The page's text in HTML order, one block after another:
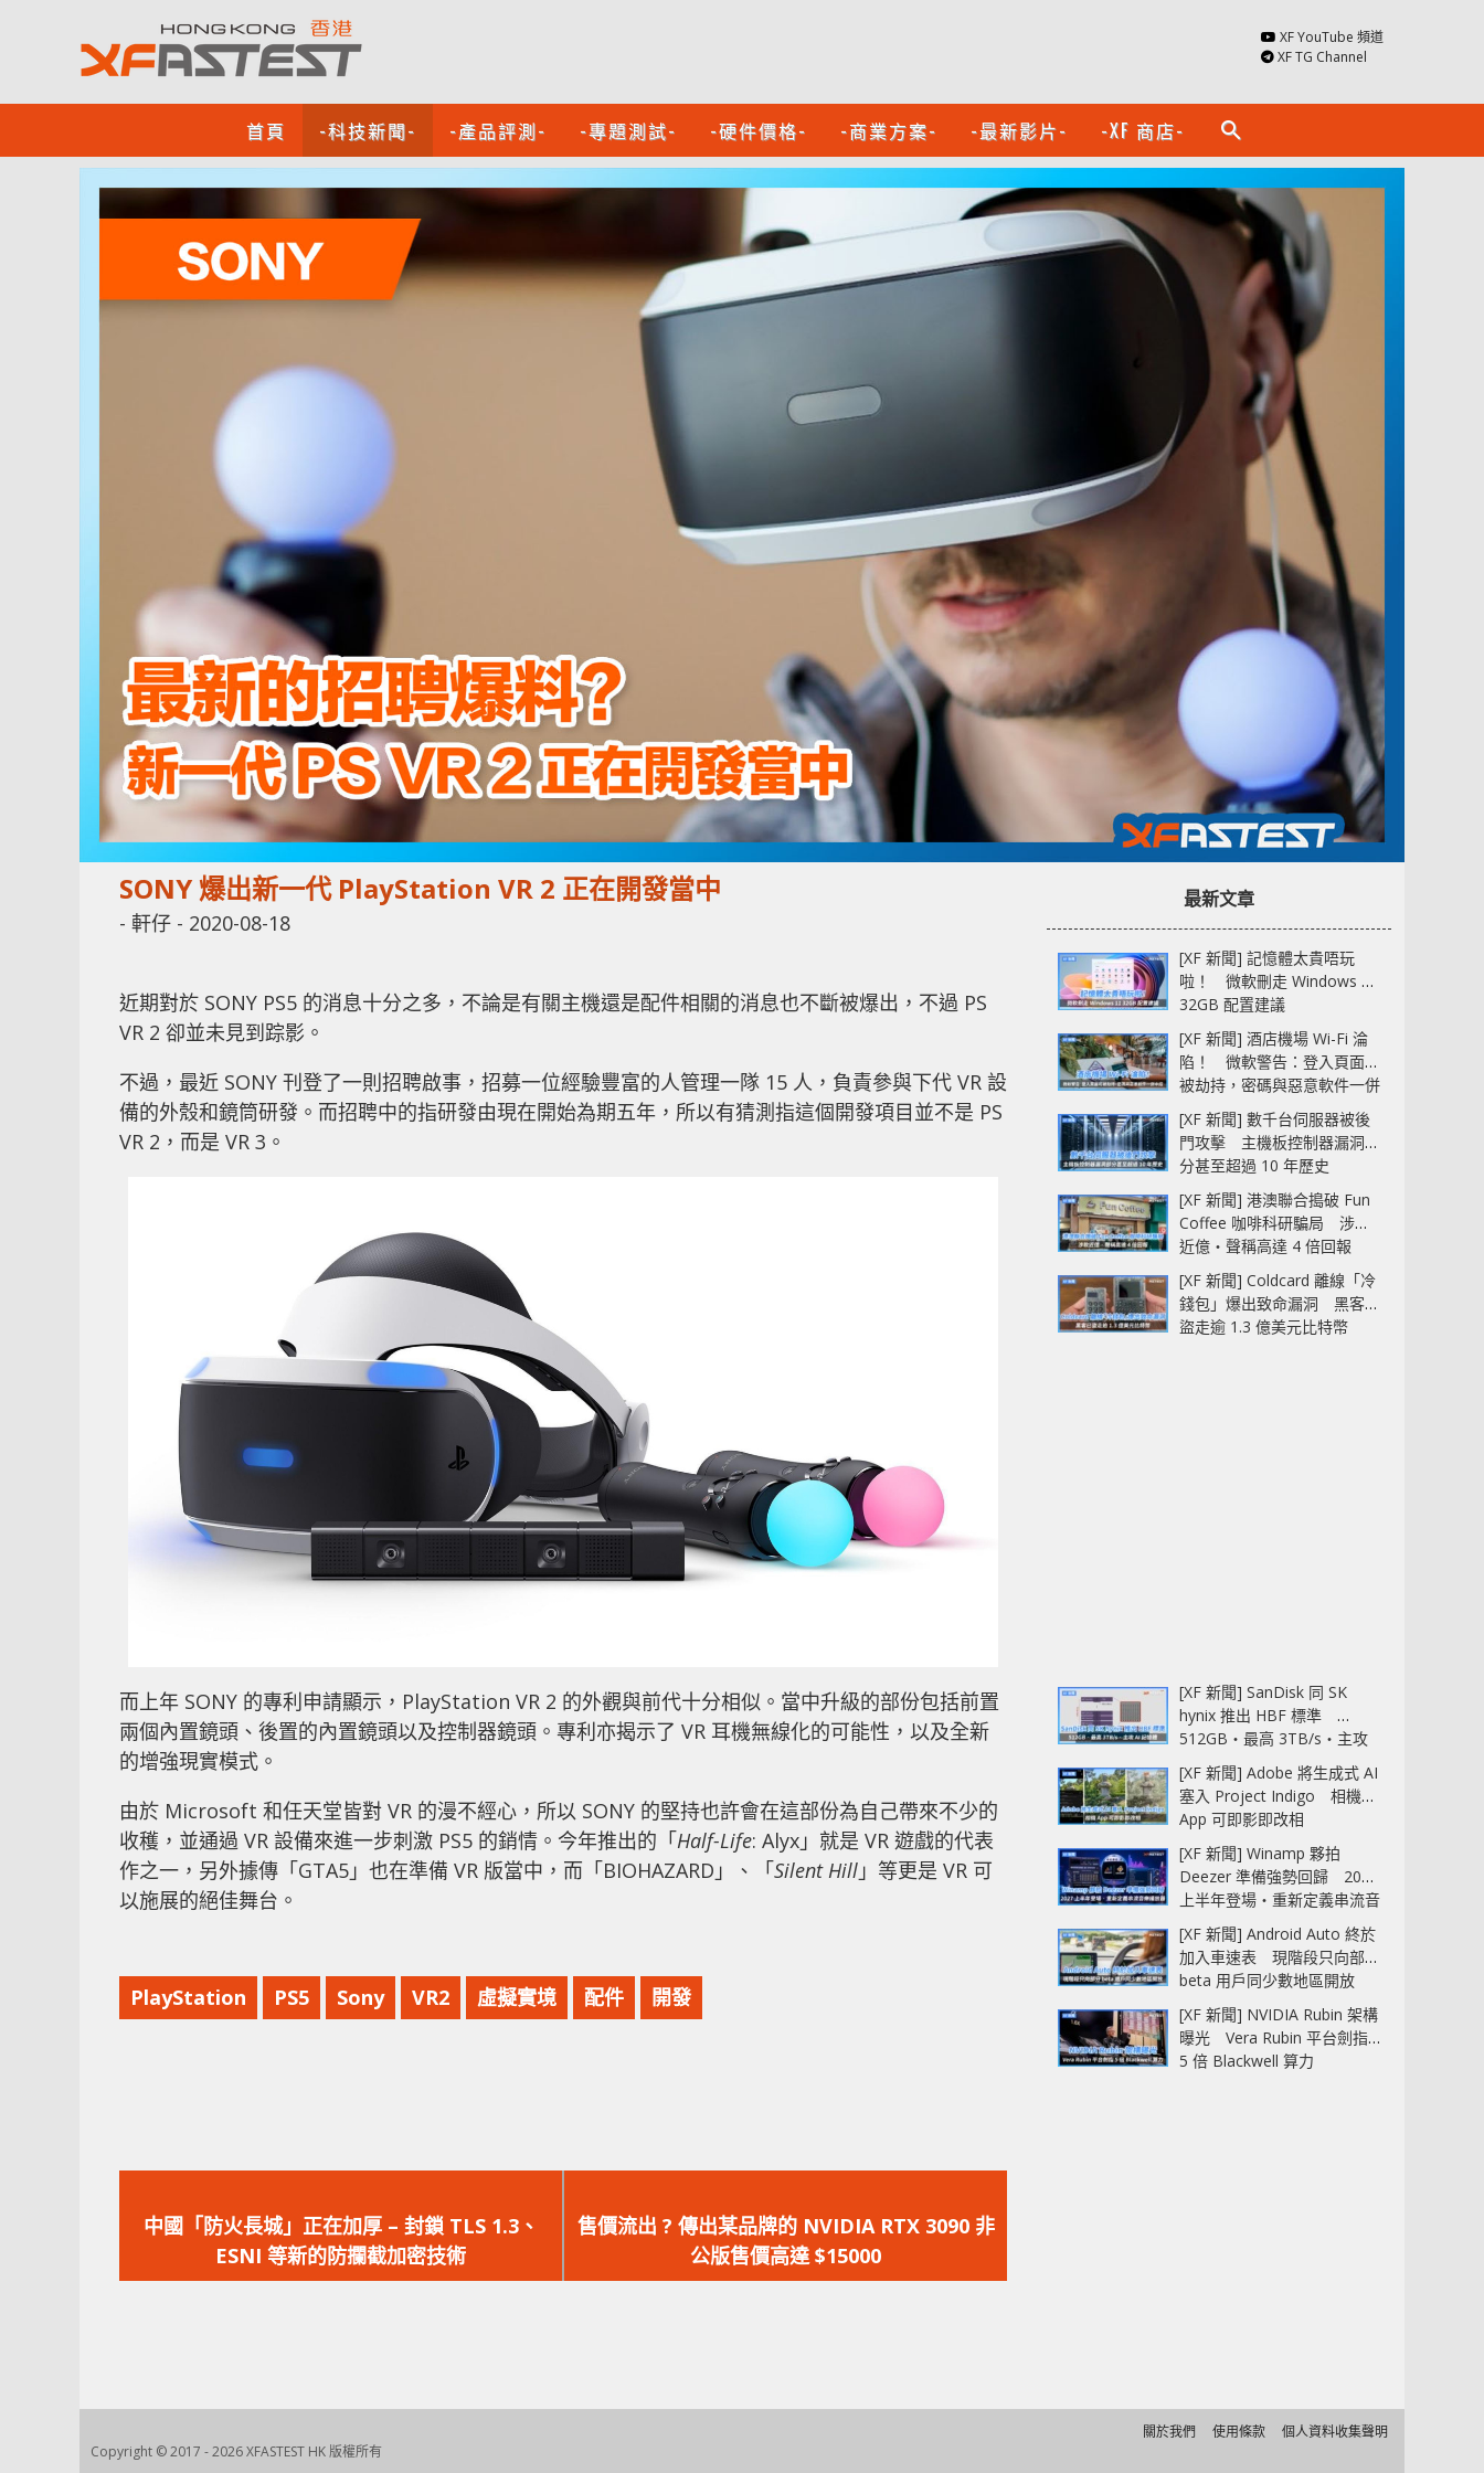
XF YouTube 頻道
XF TG Channel
首頁 -科技新聞- -產品評測- -專題測試- -硬件價格- -商業方案- -最新影片- -XF 商店- search
SONY 爆出新一代 PlayStation VR 2 正在開發當中
- 軒仔 - 2020-08-18
近期對於 SONY PS5 的消息十分之多，不論是有關主機還是配件相關的消息也不斷被爆出，不過 PS
VR 2 卻並未見到踪影。
不過，最近 SONY 刊登了一則招聘啟事，招募一位經驗豐富的人管理一隊 15 人，負責參與下代 VR 設
備的外殼和鏡筒研發。而招聘中的指研發由現在開始為期五年，所以有猜測指這個開發項目並不是 PS
VR 2，而是 VR 3。
而上年 SONY 的專利申請顯示，PlayStation VR 2 的外觀與前代十分相似。當中升級的部份包括前置
兩個內置鏡頭、後置的內置鏡頭以及控制器鏡頭。專利亦揭示了 VR 耳機無線化的可能性，以及全新
的增強現實模式。
由於 Microsoft 和任天堂皆對 VR 的漫不經心，所以 SONY 的堅持也許會在這部份為自己帶來不少的
收穫，並通過 VR 設備來進一步刺激 PS5 的銷情。今年推出的「Half-Life: Alyx」就是 VR 遊戲的代表
作之一，另外據傳「GTA5」也在準備 VR 版當中，而「BIOHAZARD」、「Silent Hill 」等更是 VR 可
以施展的絕佳舞台。
PlayStation PS5 Sony VR2 虛擬實境 配件 開發
一
篇
文
中國「防火長城」正在加厚 – 封鎖 TLS 1.3、
ESNI 等新的防攔截加密技術
一
篇
文
售價流出 ? 傳出某品牌的 NVIDIA RTX 3090 非
公版售價高達 $15000
最新文章
[XF 新聞] 記憶體太貴唔玩
啦！ 微軟刪走 Windows 11
32GB 配置建議
[XF 新聞] 酒店機場 Wi-Fi 淪
陷！ 微軟警告：登入頁面可
被劫持，密碼與惡意軟件一併
中招
[XF 新聞] 數千台伺服器被後
門攻擊 主機板控制器漏洞部
分甚至超過 10 年歷史
[XF 新聞] 港澳聯合搗破 Fun
Coffee 咖啡科研騙局 涉款
近億‧聲稱高達 4 倍回報
[XF 新聞] Coldcard 離線「冷
錢包」爆出致命漏洞 黑客已
盜走逾 1.3 億美元比特幣
[XF 新聞] SanDisk 同 SK
hynix 推出 HBF 標準
512GB‧最高 3TB/s‧主攻
AI 記憶體
[XF 新聞] Adobe 將生成式 AI
塞入 Project Indigo 相機
App 可即影即改相
[XF 新聞] Winamp 夥拍
Deezer 準備強勢回歸 2027
上半年登場‧重新定義串流音
樂播放器
[XF 新聞] Android Auto 終於
加入車速表 現階段只向部分
beta 用戶同少數地區開放
[XF 新聞] NVIDIA Rubin 架構
曝光 Vera Rubin 平台劍指
5 倍 Blackwell 算力
Copyright © 2017 - 2026 XFASTEST HK 版權所有
關於我們 使用條款 個人資料收集聲明